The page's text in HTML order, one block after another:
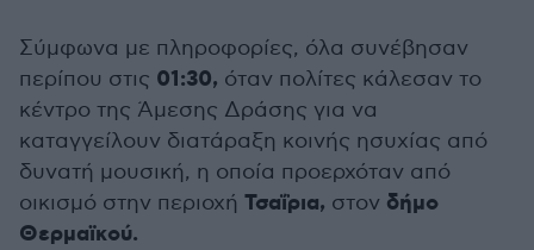
Σύμφωνα με πληροφορίες, όλα συνέβησαν
περίπου στις 01:30, όταν πολίτες κάλεσαν το
κέντρο της Άμεσης Δράσης για να
καταγγείλουν διατάραξη κοινής ησυχίας από
δυνατή μουσική, η οποία προερχόταν από
οικισμό στην περιοχή Τσαΐρια, στον δήμο
Θερμαϊκού.